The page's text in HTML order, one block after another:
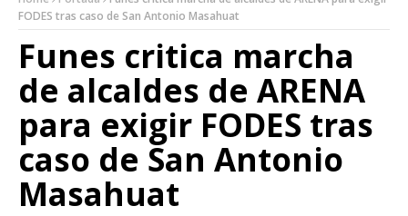
FODES tras caso de San Antonio Masahuat
Funes critica marcha
de alcaldes de ARENA
para exigir FODES tras
caso de San Antonio
Masahuat